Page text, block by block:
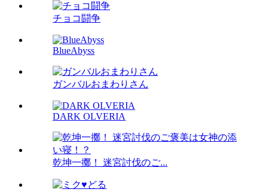
チョコ闘争
BlueAbyss
ガンバルおまわりさん
DARK OLVERIA
乾坤一擲！ 迷宮討伐のご...